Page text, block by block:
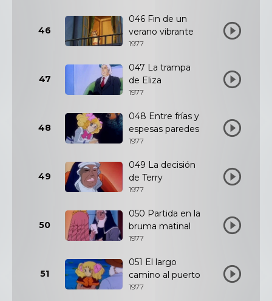
46
046 Fin de un
verano vibrante
1977
47
047 La trampa
de Eliza
1977
48
048 Entre frías y
espesas paredes
1977
49
049 La decisión
de Terry
1977
50
050 Partida en la
bruma matinal
1977
51
051 El largo
camino al puerto
1977